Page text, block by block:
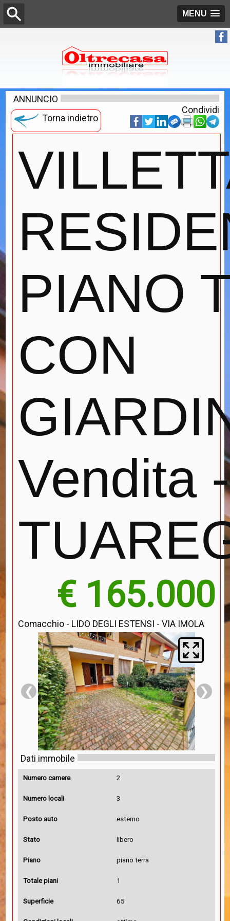
MENU
ANNUNCIO
Torna indietro
Condividi
PIANO
CON
Vendita
€ 165.000
Comacchio - LIDO DEGLI ESTENSI - VIA IMOLA
❮ ❯
Dati immobile
Numero camere 2
Numero locali 3
Posto auto esterno
Stato libero
Piano piano terra
Totale piani 1
Superficie 65